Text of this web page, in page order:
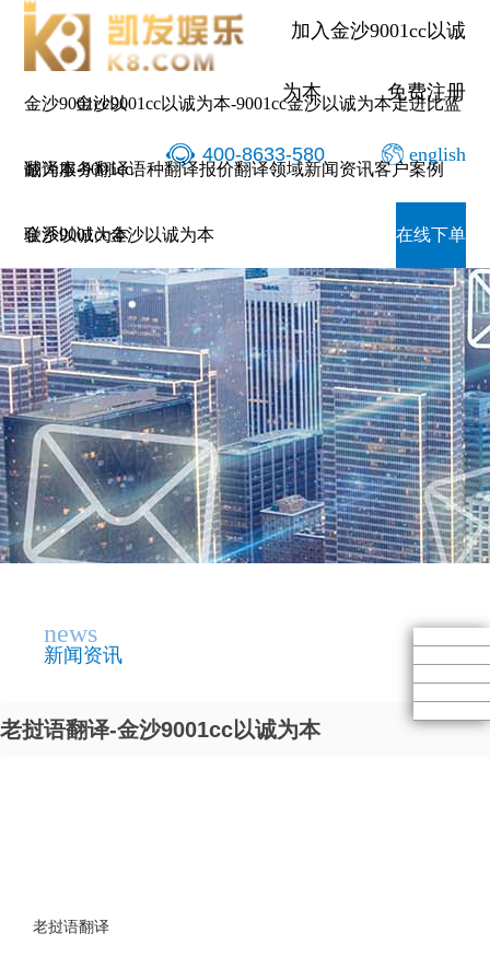
加入金沙9001cc以诚
为本 免费注册
400-8633-580 english
金沙9001cc以
诚为本-9001cc
金沙以诚为本
金沙9001cc以诚为本-9001cc金沙以诚为本走进比蓝
翻译服务翻译语种翻译报价翻译领域新闻资讯客户案例
联系9001cc金沙以诚为本 在线下单
news
新闻资讯
老挝语翻译-金沙9001cc以诚为本
老挝语翻译